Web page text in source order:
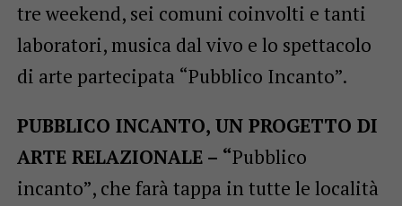
tre weekend, sei comuni coinvolti e tanti
laboratori, musica dal vivo e lo spettacolo
di arte partecipata “Pubblico Incanto”.
PUBBLICO INCANTO, UN PROGETTO DI
ARTE RELAZIONALE – “Pubblico
incanto”, che farà tappa in tutte le località